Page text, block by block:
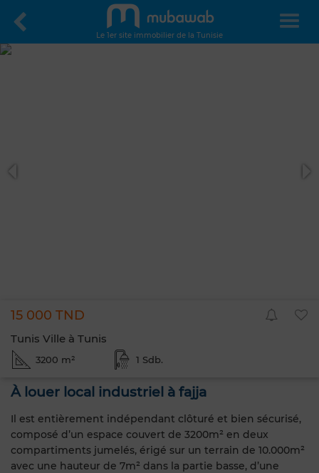
Le 1er site immobilier de la Tunisie
15 000 TND
Tunis Ville à Tunis
3200 m² 1 Sdb.
À louer local industriel à fajja
Il est entièrement indépendant clôturé et bien sécurisé,
composé d’un espace couvert de 3200m² en deux
compartiments jumelés, érigé sur un terrain de 10.000m²
avec une hauteur de 7m² dans la partie basse, d’une